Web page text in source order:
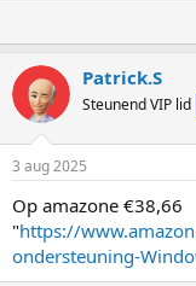
Patrick.S
Steunend VIP lid
3 aug 2025
Op amazone €38,66
"https://
ondersteuning-